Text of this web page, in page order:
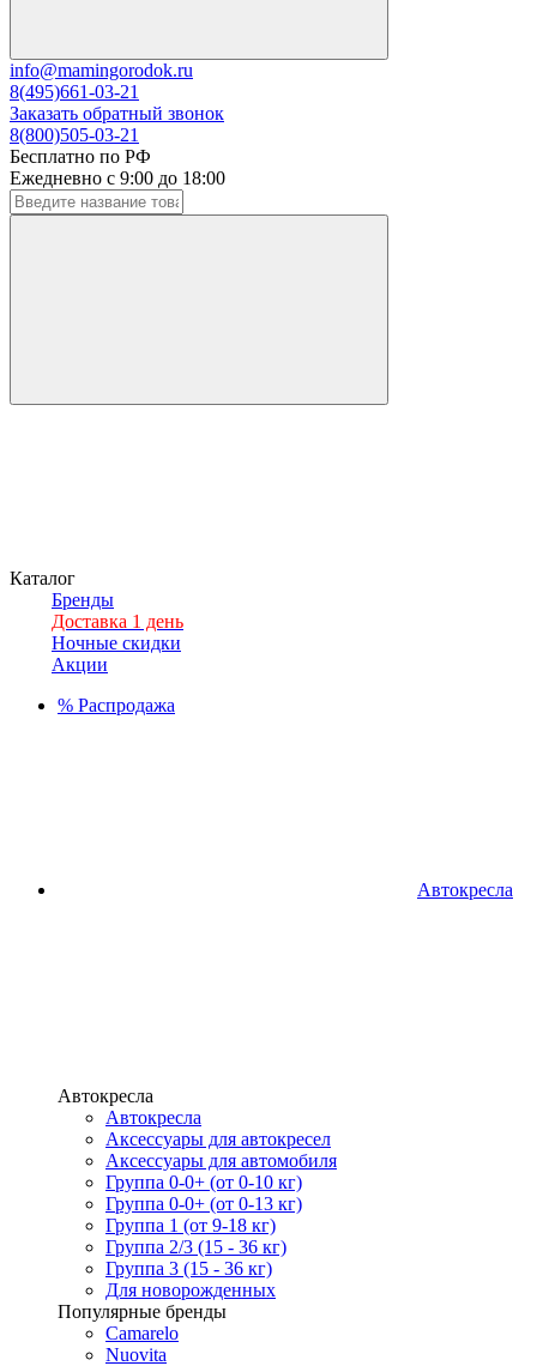
info@mamingorodok.ru
8(495)661-03-21
Заказать обратный звонок
8(800)505-03-21
Бесплатно по РФ
Ежедневно с 9:00 до 18:00
Каталог
Бренды
Доставка 1 день
Ночные скидки
Акции
% Распродажа
Автокресла
Автокресла
Автокресла
Аксессуары для автокресел
Аксессуары для автомобиля
Группа 0-0+ (от 0-10 кг)
Группа 0-0+ (от 0-13 кг)
Группа 1 (от 9-18 кг)
Группа 2/3 (15 - 36 кг)
Группа 3 (15 - 36 кг)
Для новорожденных
Популярные бренды
Camarelo
Nuovita